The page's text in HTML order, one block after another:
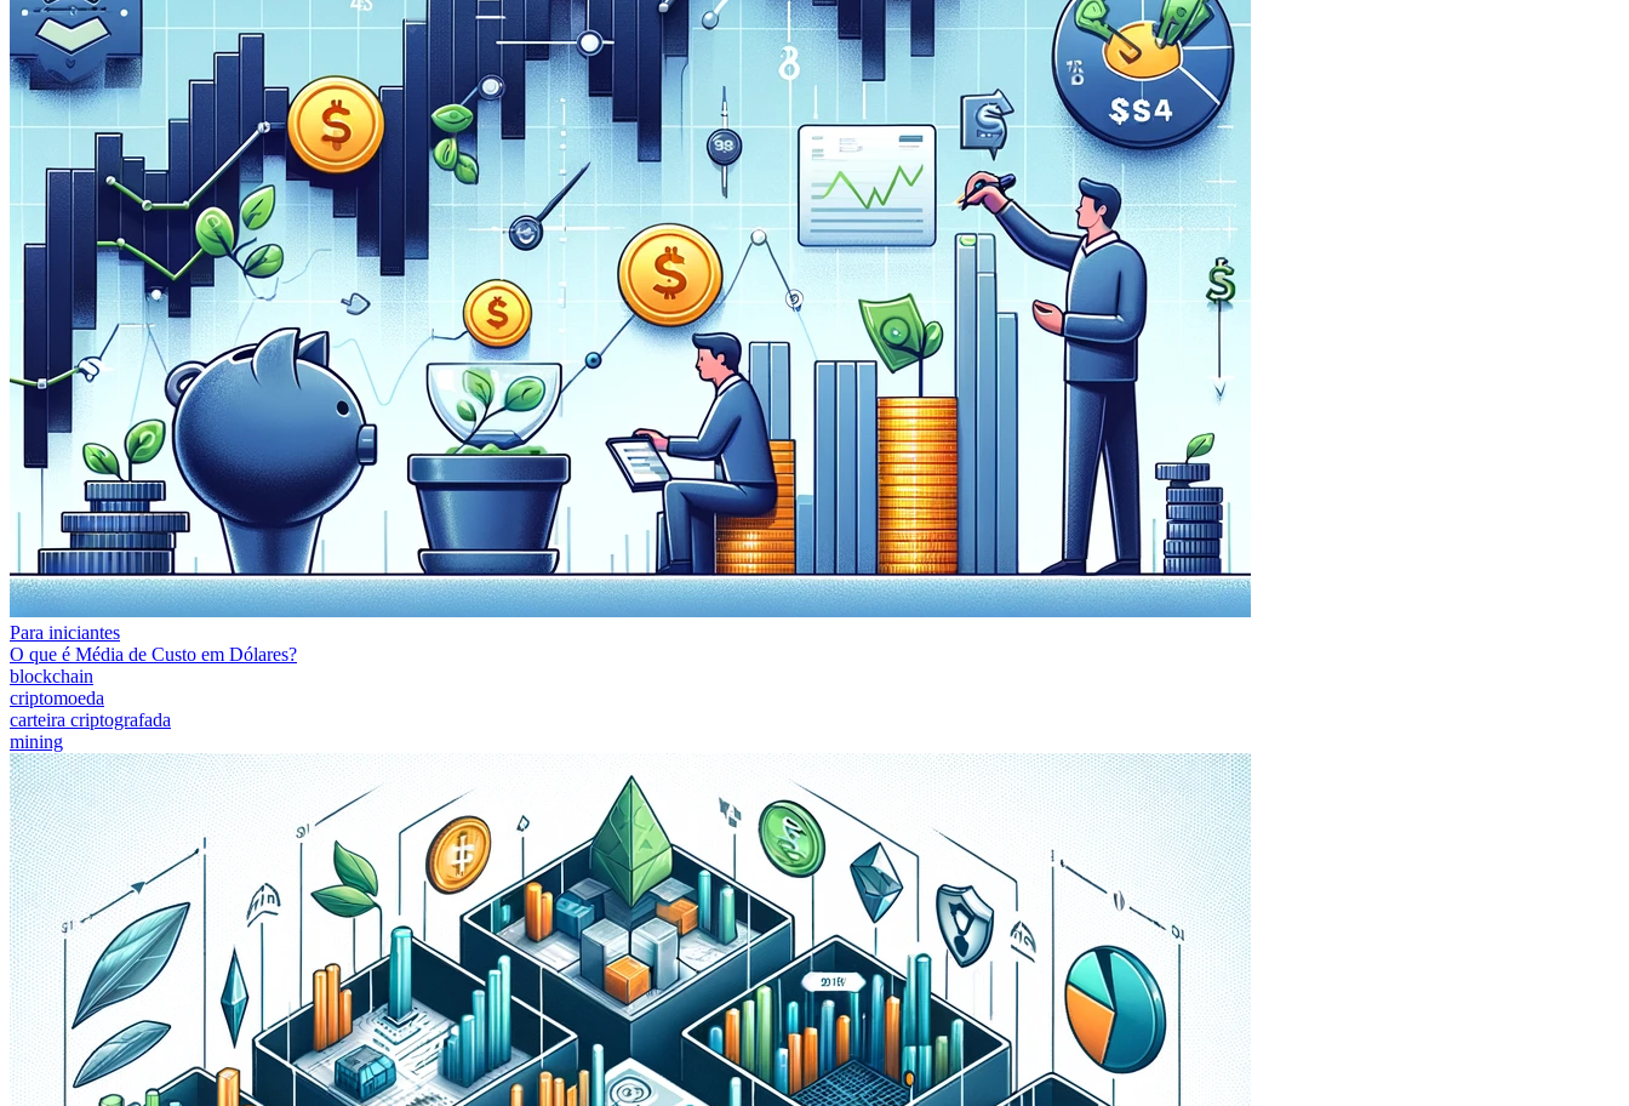
Para iniciantes
O que é Média de Custo em Dólares?
blockchain
criptomoeda
carteira criptografada
mining